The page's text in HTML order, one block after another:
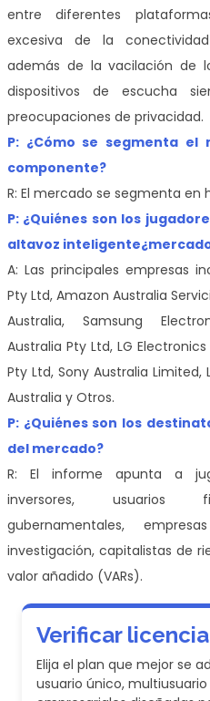
entre diferentes
excesiva de la
además de la vacilación de
dispositivos de escucha
preocupaciones de privacidad.
P: ¿Cómo se segmenta
componente?
R: El mercado se segmenta en
P: ¿Quiénes son los
altavoz inteligente
A: Las principales empresas
Pty Ltd, Amazon Australia
Australia, Samsung
Australia Pty Ltd, LG
Pty Ltd, Sony Australia Limited,
Australia y Otros.
P: ¿Quiénes son los
del mercado?
R: El informe apunta a
inversores, usuarios
gubernamentales,
investigación, capitalistas de
valor añadido (VARs).
Verificar licencia
Elija el plan que mejor se
usuario único,